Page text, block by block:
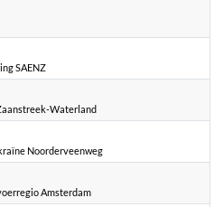
SAENZ
Waterland
Noorderveenweg
Amsterdam